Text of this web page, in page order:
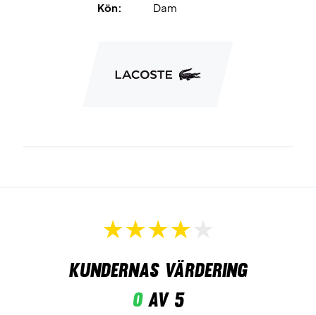
Kön:
Dam
Kundernas värdering
0av 5